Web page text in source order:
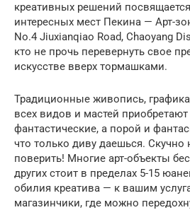
креативных решений
интересных мест Пекина — Арт-
No.4 Jiuxianqiao Road, Chaoyang
кто не прочь перевернуть свое
искусстве вверх тормашками.
Традиционные живопись,
всех видов и мастей приобретают
фантастические, а порой и
что только диву даешься. Скучно
поверить! Многие арт-объекты
других стоит в пределах 5-15
обилия креатива — к вашим
магазинчики, где можно